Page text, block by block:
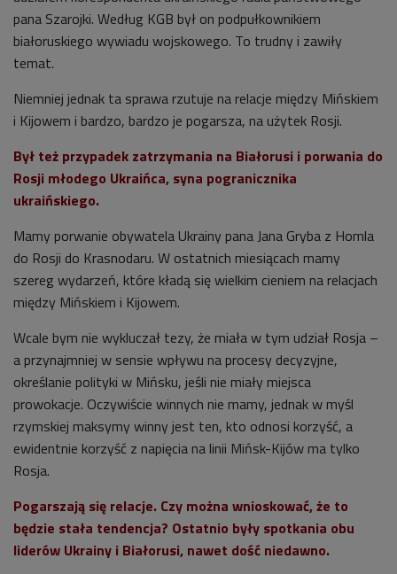
pana Szarojki. Według KGB był on podpułkownikiem
białoruskiego wywiadu wojskowego. To trudny i zawiły
temat.
Niemniej jednak ta sprawa rzutuje na relacje między Mińskiem
i Kijowem i bardzo, bardzo je pogarsza, na użytek Rosji.
Był też przypadek zatrzymania na Białorusi i porwania do
Rosji młodego Ukraińca, syna pogranicznika
ukraińskiego.
Mamy porwanie obywatela Ukrainy pana Jana Gryba z Homla
do Rosji do Krasnodaru. W ostatnich miesiącach mamy
szereg wydarzeń, które kładą się wielkim cieniem na relacjach
między Mińskiem i Kijowem.
Wcale bym nie wykluczał tezy, że miała w tym udział Rosja –
a przynajmniej w sensie wpływu na procesy decyzyjne,
określanie polityki w Mińsku, jeśli nie miały miejsca
prowokacje. Oczywiście winnych nie mamy, jednak w myśl
rzymskiej maksymy winny jest ten, kto odnosi korzyść, a
ewidentnie korzyść z napięcia na linii Mińsk-Kijów ma tylko
Rosja.
Pogarszają się relacje. Czy można wnioskować, że to
będzie stała tendencja? Ostatnio były spotkania obu
liderów Ukrainy i Białorusi, nawet dość niedawno.